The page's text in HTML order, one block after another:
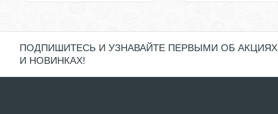
ПОДПИШИТЕСЬ И УЗНАВАЙТЕ ПЕРВЫМИ ОБ АКЦИЯХ
И НОВИНКАХ!